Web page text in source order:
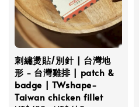
刺繡燙貼/別針 | 台灣地
形 - 台灣雞排 | patch &
badge | TWshape-
Taiwan chicken fillet